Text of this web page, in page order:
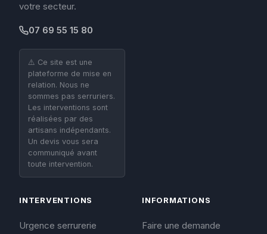
votre secteur.
07 69 55 15 80
⚠️ Ce site est une
plateforme de mise en
relation. Nous ne
sommes pas serruriers.
Les interventions sont
réalisées par des
artisans indépendants.
Un devis vous sera
communiqué avant
toute intervention.
INTERVENTIONS
Urgence serrurerie
INFORMATIONS
Faire une demande